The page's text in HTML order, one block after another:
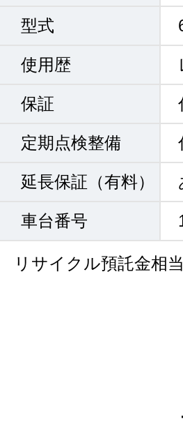
型式
使用歴
保証
定期点検整備
延長保証（有料）
車台番号
リサイクル預託金相